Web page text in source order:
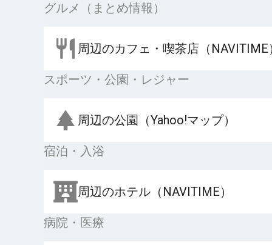
グルメ（まとめ情報）
周辺のカフェ・喫茶店（NAVITIME
スポーツ・公園・レジャー
周辺の公園（Yahoo!マップ）
宿泊・入浴
周辺のホテル（NAVITIME）
病院・医療